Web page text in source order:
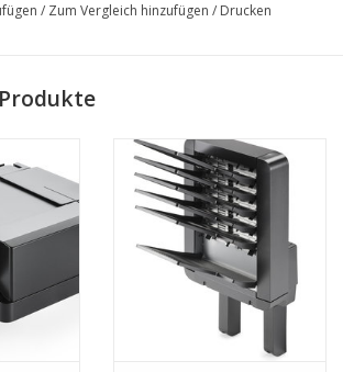
hier bestellen
monatlich netto 50,00 €
Ihren gewünschten Optionen!
/ Zum Vergleich hinzufügen / Drucken